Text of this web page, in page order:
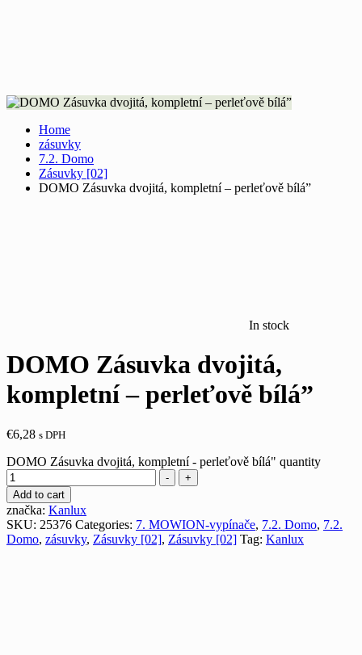
Home
zásuvky
7.2. Domo
Zásuvky [02]
DOMO Zásuvka dvojitá, kompletní – perleťově bílá”
In stock
DOMO Zásuvka dvojitá,
kompletní – perleťově bílá”
€6,28 s DPH
DOMO Zásuvka dvojitá, kompletní - perleťově bílá" quantity
-
+
Add to cart
značka: Kanlux
SKU: 25376 Categories: 7. MOWION-vypínače, 7.2. Domo, 7.2.
Domo, zásuvky, Zásuvky [02], Zásuvky [02] Tag: Kanlux